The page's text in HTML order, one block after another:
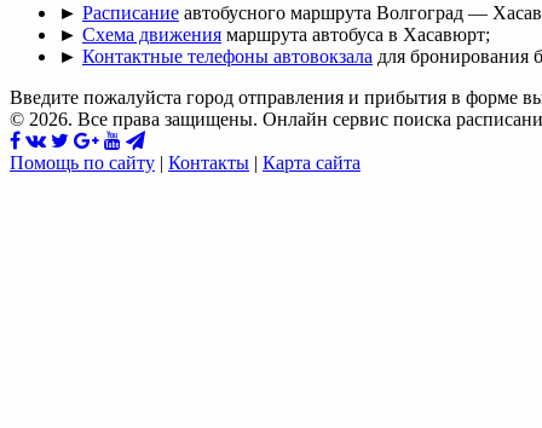
► Расписание автобусного маршрута Волгоград —
► Схема движения маршрута автобуса в Хасавюрт;
► Контактные телефоны автовокзала для бронирования
Введите пожалуйста город отправления и прибытия в форме
© 2026. Все права защищены. Онлайн сервис поиска
Помощь по сайту | Контакты | Карта сайта